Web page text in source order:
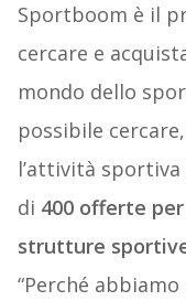
Sportboom è il
cercare e
mondo dello
possibile
l’attività
di 400 offerte
strutture
“Perché